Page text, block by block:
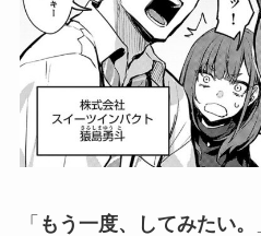
「 もう一度、してみたい。